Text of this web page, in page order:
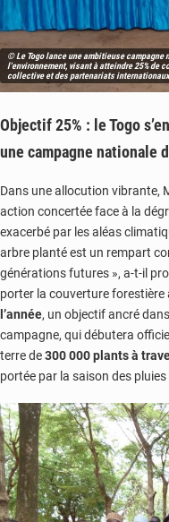
© Le Togo lance une ambitieuse campagne
l'environnement, visant à atteindre 25% de
collective et des partenariats
Objectif 25% : le Togo
une campagne nationale
Dans une allocution vibrante,
action concertée face à la
exacerbé par les aléas
arbre planté est un rempart
générations futures », a-t-il
porter la couverture forestière
l’année, un objectif ancré
campagne, qui débutera
terre de300 000 plants à
portée par la saison des